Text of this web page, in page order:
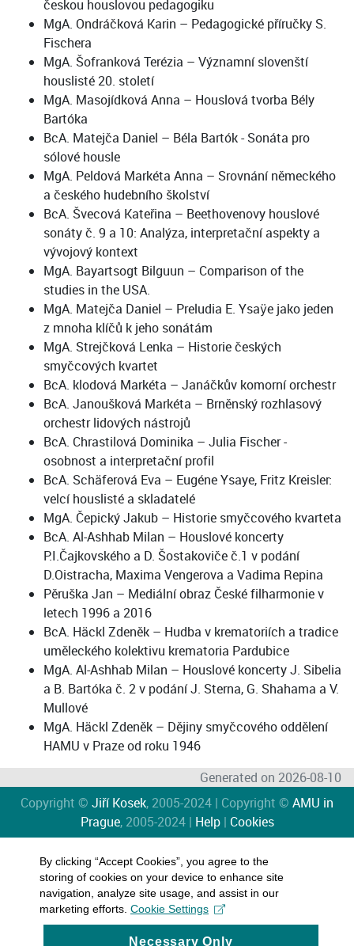
českou houslovou pedagogiku
MgA. Ondráčková Karin – Pedagogické příručky S.
Fischera
MgA. Šofranková Terézia – Významní slovenští
houslisté 20. století
MgA. Masojídková Anna – Houslová tvorba Bély
Bartóka
BcA. Matejča Daniel – Béla Bartók - Sonáta pro
sólové housle
MgA. Peldová Markéta Anna – Srovnání německého
a českého hudebního školství
BcA. Švecová Kateřina – Beethovenovy houslové
sonáty č. 9 a 10: Analýza, interpretační aspekty a
vývojový kontext
MgA. Bayartsogt Bilguun – Comparison of the
studies in the USA.
MgA. Matejča Daniel – Preludia E. Ysaÿe jako jeden
z mnoha klíčů k jeho sonátám
MgA. Strejčková Lenka – Historie českých
smyčcových kvartet
BcA. klodová Markéta – Janáčkův komorní orchestr
BcA. Janoušková Markéta – Brněnský rozhlasový
orchestr lidových nástrojů
BcA. Chrastilová Dominika – Julia Fischer -
osobnost a interpretační profil
BcA. Schäferová Eva – Eugéne Ysaye, Fritz Kreisler:
velcí houslisté a skladatelé
MgA. Čepický Jakub – Historie smyčcového kvarteta
BcA. Al-Ashhab Milan – Houslové koncerty
P.I.Čajkovského a D. Šostakoviče č.1 v podání
D.Oistracha, Maxima Vengerova a Vadima Repina
Pěruška Jan – Mediální obraz České filharmonie v
letech 1996 a 2016
BcA. Häckl Zdeněk – Hudba v krematoriích a tradice
uměleckého kolektivu krematoria Pardubice
MgA. Al-Ashhab Milan – Houslové koncerty J. Sibelia
a B. Bartóka č. 2 v podání J. Sterna, G. Shahama a V.
Mullové
MgA. Häckl Zdeněk – Dějiny smyčcového oddělení
HAMU v Praze od roku 1946
Generated on 2026-08-10
Copyright © Jiří Kosek, 2005-2024 | Copyright © AMU in
Prague, 2005-2024 | Help| Cookies
By clicking “Accept Cookies”, you agree to the
storing of cookies on your device to enhance site
navigation, analyze site usage, and assist in our
marketing efforts. Cookie Settings
Necessary Only